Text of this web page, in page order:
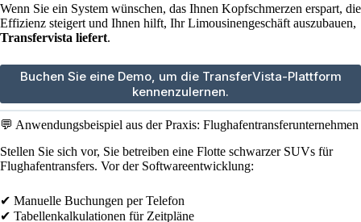
Wenn Sie ein System wünschen, das Ihnen Kopfschmerzen erspart, die
Effizienz steigert und Ihnen hilft, Ihr Limousinengeschäft auszubauen,
Transfervista liefert.
Buchen Sie eine Demo, um die TransferVista-Plattform
kennenzulernen.
💬 Anwendungsbeispiel aus der Praxis: Flughafentransferunternehmen
Stellen Sie sich vor, Sie betreiben eine Flotte schwarzer SUVs für
Flughafentransfers. Vor der Softwareentwicklung:
✔ Manuelle Buchungen per Telefon
✔ Tabellenkalkulationen für Zeitpläne